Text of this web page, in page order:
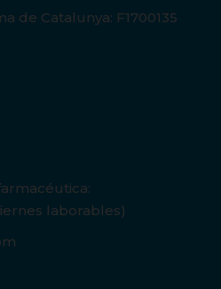
de Catalunya: F1700135
laborables)